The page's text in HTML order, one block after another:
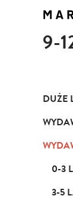
9-
DUŻE
0-3
3-5